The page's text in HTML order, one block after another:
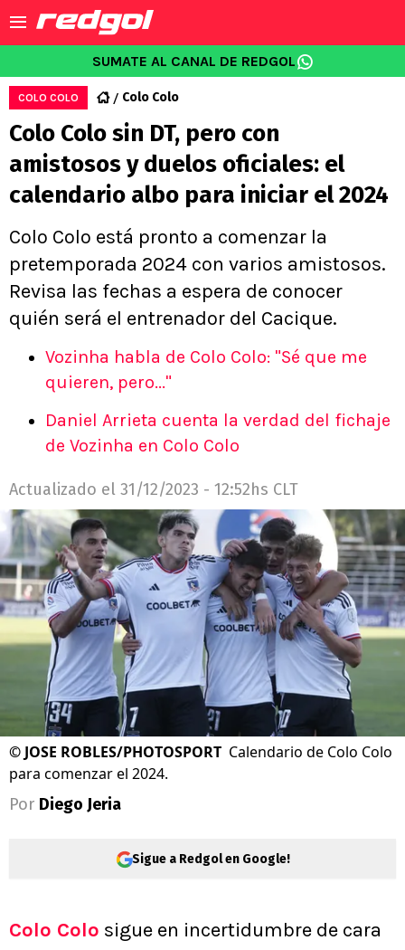
SUMATE AL CANAL DE REDGOL
COLO COLO Colo Colo
Colo Colo sin DT, pero con
amistosos y duelos oficiales: el
calendario albo para iniciar el 2024
Colo Colo está pronto a comenzar la
pretemporada 2024 con varios amistosos.
Revisa las fechas a espera de conocer
quién será el entrenador del Cacique.
Vozinha habla de Colo Colo: "Sé que me
quieren, pero..."
Daniel Arrieta cuenta la verdad del fichaje
de Vozinha en Colo Colo
Actualizado el 31/12/2023 - 12:52hs CLT
©JOSE ROBLES/PHOTOSPORT Calendario de Colo Colo
para comenzar el 2024.
Por Diego Jeria
Sigue a Redgol en Google!
Colo Colo sigue en incertidumbre de cara